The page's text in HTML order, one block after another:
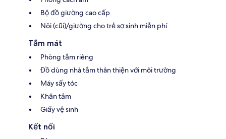
Bộ đồ giường cao cấp
Nôi (cũi)/giường cho trẻ sơ sinh miễn phí
Tắm mát
Phòng tắm riêng
Đồ dùng nhà tắm thân thiện với môi trường
Máy sấy tóc
Khăn tắm
Giấy vệ sinh
Kết nối